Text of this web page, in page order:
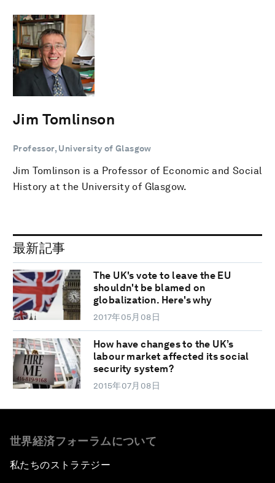
Jim Tomlinson
Professor, University of Glasgow
Jim Tomlinson is a Professor of Economic and Social
History at the University of Glasgow.
最新記事
The UK's vote to leave the EU
shouldn't be blamed on
globalization. Here's why
2017年05月08日
How have changes to the UK’s
labour market affected its social
security system?
2015年07月08日
世界経済フォーラムについて
私たちのストラテジー